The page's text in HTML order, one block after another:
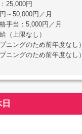
25,000円
～50,000円／月
手当：5,000円／月
（上限なし）
ニングのため前年度なし）
ニングのため前年度なし）